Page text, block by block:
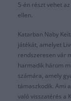
5-én részt vehet
ellen.
Katarban Naby
játékát, amelyet
rendszeresen vár
harmadik három
számára, amely
támaszkodik. Ami
való visszatérés a